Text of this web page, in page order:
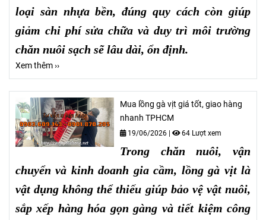
loại sàn nhựa bền, đúng quy cách còn giúp
giảm chi phí sửa chữa và duy trì môi trường
chăn nuôi sạch sẽ lâu dài, ổn định.
Xem thêm ››
Mua lồng gà vịt giá tốt, giao hàng
nhanh TPHCM
19/06/2026 | 64 Lượt xem
Trong chăn nuôi, vận
chuyển và kinh doanh gia cầm, lồng gà vịt là
vật dụng không thể thiếu giúp bảo vệ vật nuôi,
sắp xếp hàng hóa gọn gàng và tiết kiệm công